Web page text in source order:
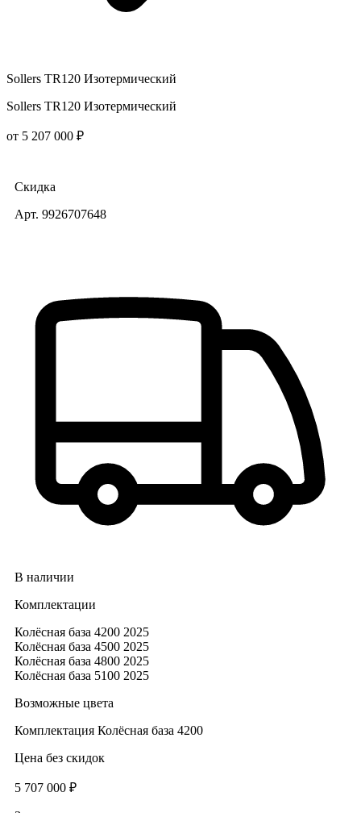
Sollers TR120 Изотермический
Sollers TR120 Изотермический
от 5 207 000 ₽
Скидка
Арт. 9926707648
В наличии
Комплектации
Колёсная база 4200 2025
Колёсная база 4500 2025
Колёсная база 4800 2025
Колёсная база 5100 2025
Возможные цвета
Комплектация Колёсная база 4200
Цена без скидок
5 707 000 ₽